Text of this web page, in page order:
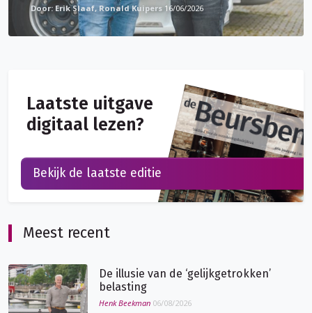
Erik Slaaf, Ronald Kuipers 16/06/2026
Meest recent
De illusie van de ‘gelijkgetrokken’
belasting
Henk Beekman 06/08/2026
Laatste uitgave
digitaal lezen?
Bekijk de laatste editie